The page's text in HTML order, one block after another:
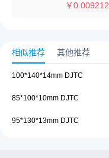
￥0.009212
相似推荐 其他推荐
100*140*14mm DJTC
85*100*10mm DJTC
95*130*13mm DJTC